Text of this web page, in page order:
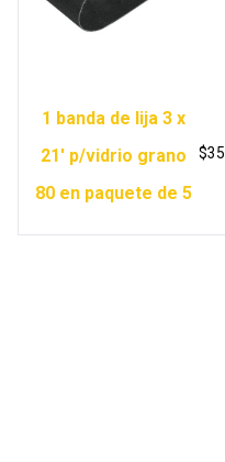
1 banda de lija 3 x
21′ p/vidrio grano
80 en paquete de 5
$35